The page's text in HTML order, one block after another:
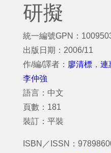
研擬
統一編號GPN：
出版日期：2006/11
作/編/譯者： 廖清標 ， 連
李仲強
語言：中文
頁數：181
裝訂：平裝
ISBN／ISSN：